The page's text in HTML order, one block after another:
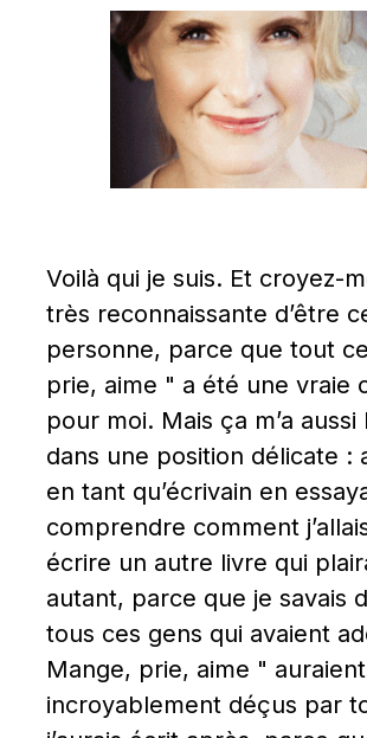
Voilà qui je suis. Et croyez-
très reconnaissante d’être
personne, parce que tout
prie, aime " a été une vraie
pour moi. Mais ça m’a aussi
dans une position délicate :
en tant qu’écrivain en
comprendre comment
écrire un autre livre qui
autant, parce que je savais
tous ces gens qui avaient
Mange, prie, aime "
incroyablement déçus par